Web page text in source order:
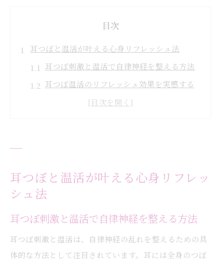
目次
耳つぼと温活が叶える心身リフレッシュ法
耳つぼ刺激と温活で自律神経を整える方法
耳つぼ温活のリフレッシュ効果を実感する
忙しい女性におすすめの耳つぼリフレッシ
ュ
耳つぼと温活の相乗効果で体調をサポート
温活の流れに耳つぼケアを取り入れる利点
冷え性改善に役立つ耳つぼ温活の実例紹介
耳つぼと温活が叶える心身リフレッ
シュ法
耳つぼ刺激と温活で自律神経を整える方法
耳つぼ刺激と温活は、自律神経の乱れを整えるための具
体的な方法として注目されています。耳には全身のつぼ